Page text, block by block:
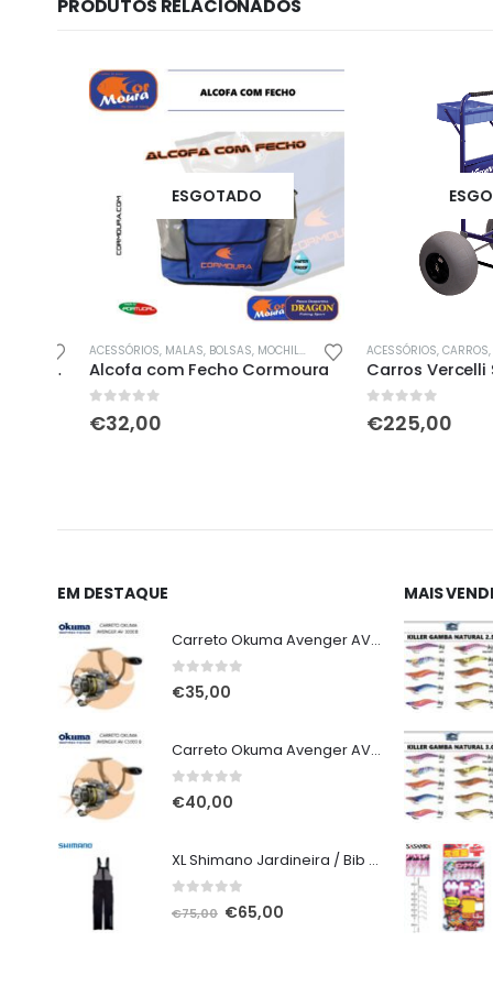
PRODUTOS RELACIONADOS
ESGOTADO
ACESSÓRIOS,MALAS, BOLSAS, MOCHILAS & SACOS
Alcofa com Fecho Cormoura
out of 5
32,00
ACESSÓRIOS,CARROS,
out of 5
225,00
EM DESTAQUE
Carreto Okuma Avenger AV 3000 B
0out of 5
€35,00
Carreto Okuma Avenger AV C5000 B
0out of 5
€40,00
XL Shimano Jardineira / Bib and Brace não alcochoada preta
out of 5
€75,00 O
€65,00
MAIS